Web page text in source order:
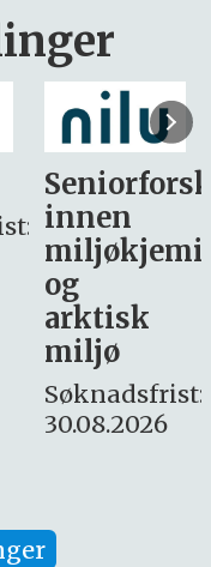
søker
– fast
Søknadsfrist:
16. august.